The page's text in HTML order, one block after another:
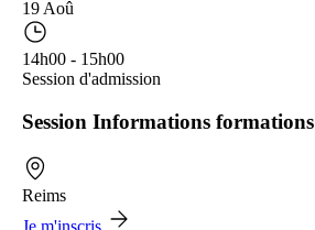
19 Aoû
14h00 - 15h00
Session d'admission
Session Informations formations
Reims
Je m'inscris